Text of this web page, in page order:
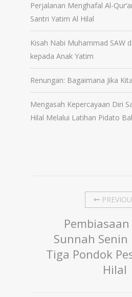
Perjalanan Menghafal Al-
Santri Yatim Al Hilal
Kisah Nabi Muhammad SAW
kepada Anak Yatim
Renungan: Bagaimana Jika
Mengasah Kepercayaan Diri
Hilal Melalui Latihan Pidato
Sunnah Senin
Tiga Pondok
Hilal